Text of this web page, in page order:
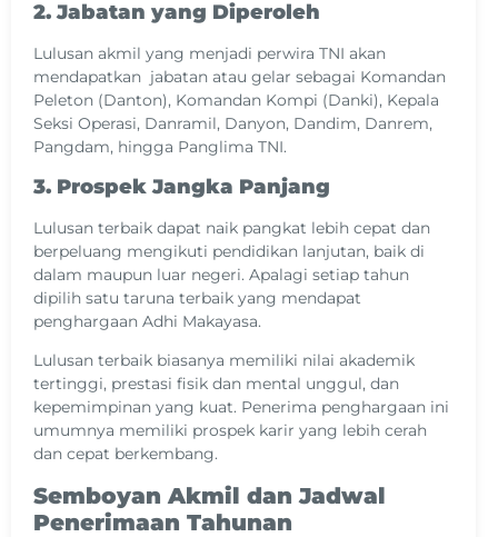
2. Jabatan yang Diperoleh
Lulusan akmil yang menjadi perwira TNI akan
mendapatkan jabatan atau gelar sebagai Komandan
Peleton (Danton), Komandan Kompi (Danki), Kepala
Seksi Operasi, Danramil, Danyon, Dandim, Danrem,
Pangdam, hingga Panglima TNI.
3. Prospek Jangka Panjang
Lulusan terbaik dapat naik pangkat lebih cepat dan
berpeluang mengikuti pendidikan lanjutan, baik di
dalam maupun luar negeri. Apalagi setiap tahun
dipilih satu taruna terbaik yang mendapat
penghargaan Adhi Makayasa.
Lulusan terbaik biasanya memiliki nilai akademik
tertinggi, prestasi fisik dan mental unggul, dan
kepemimpinan yang kuat. Penerima penghargaan ini
umumnya memiliki prospek karir yang lebih cerah
dan cepat berkembang.
Semboyan Akmil dan Jadwal
Penerimaan Tahunan